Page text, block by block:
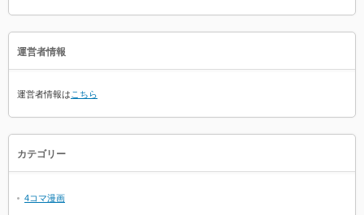
運営者情報
運営者情報は こちら
カテゴリー
4コマ漫画